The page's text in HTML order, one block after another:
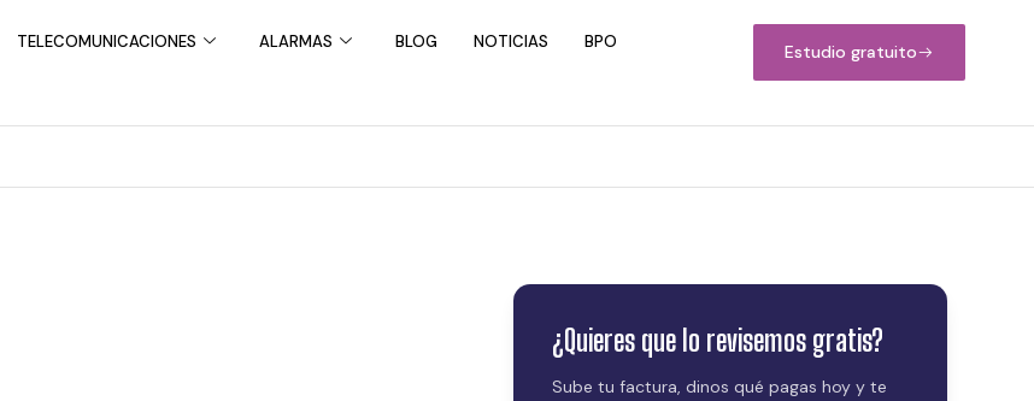
TELECOMUNICACIONES ALARMAS BLOG NOTICIAS
BPO
Estudio gratuito
¿Quieres que lo revisemos gratis?
Sube tu factura, dinos qué pagas hoy y te